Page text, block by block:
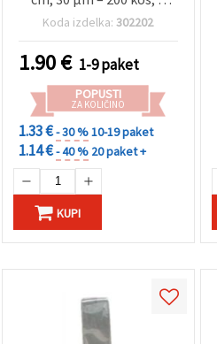
varnim samolepilnim
Koda izdelka:302202
1.90€ 1-9 paket
POPUSTI
ZA KOLIČINO
1.33 €- 30 %10-19 paket
1.14 €- 40 % 20 paket +
KUPI